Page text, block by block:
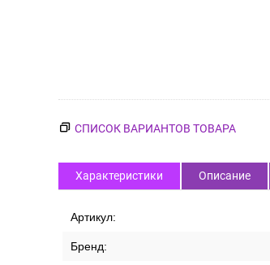
СПИСОК ВАРИАНТОВ ТОВАРА
Характеристики Описание
Артикул:
Бренд: